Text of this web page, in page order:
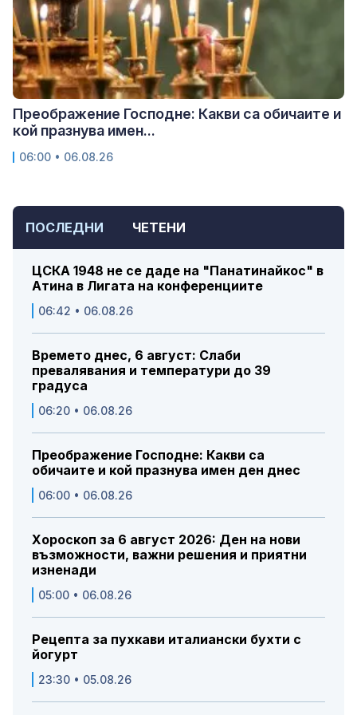
ПОСЛЕДНИ ЧЕТЕНИ
ЦСКА 1948 не се даде на "Панатинайкос" в
Атина в Лигата на конференциите
06:42 • 06.08.26
Времето днес, 6 август: Слаби
превалявания и температури до 39
градуса
06:20 • 06.08.26
Преображение Господне: Какви са
обичаите и кой празнува имен ден днес
06:00 • 06.08.26
Хороскоп за 6 август 2026: Ден на нови
възможности, важни решения и приятни
изненади
05:00 • 06.08.26
Рецепта за пухкави италиански бухти с
йогурт
23:30 • 05.08.26
Преображение Господне: Какви са обичаите и
кой празнува имен...
06:00 • 06.08.26